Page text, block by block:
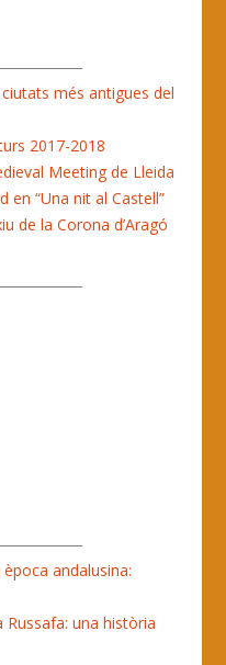
més antigues del
2017-2018
Meeting de Lleida
en “Una nit al Castell”
de la Corona d’Aragó
andalusina:
Russafa: una història